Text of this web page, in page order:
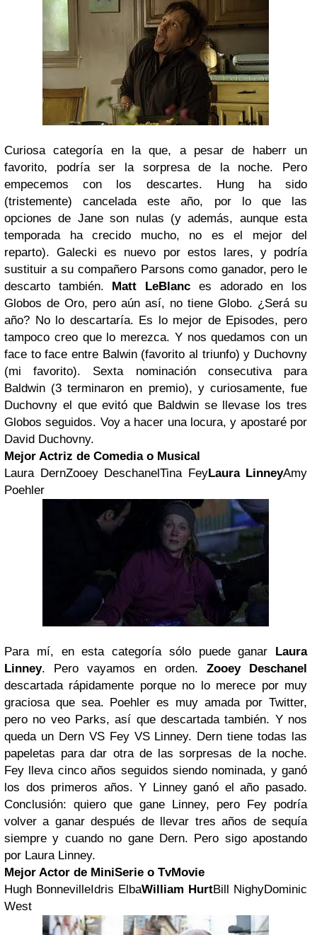
Curiosa categoría en la que, a pesar de haberr un
favorito, podría ser la sorpresa de la noche. Pero
empecemos con los descartes. Hung ha sido
(tristemente) cancelada este año, por lo que las
opciones de Jane son nulas (y además, aunque esta
temporada ha crecido mucho, no es el mejor del
reparto). Galecki es nuevo por estos lares, y podría
sustituir a su compañero Parsons como ganador, pero le
descarto también. Matt LeBlanc es adorado en los
Globos de Oro, pero aún así, no tiene Globo. ¿Será su
año? No lo descartaría. Es lo mejor de Episodes, pero
tampoco creo que lo merezca. Y nos quedamos con un
face to face entre Balwin (favorito al triunfo) y Duchovny
(mi favorito). Sexta nominación consecutiva para
Baldwin (3 terminaron en premio), y curiosamente, fue
Duchovny el que evitó que Baldwin se llevase los tres
Globos seguidos. Voy a hacer una locura, y apostaré por
David Duchovny.
Mejor Actriz de Comedia o Musical
Laura DernZooey DeschanelTina FeyLaura LinneyAmy
Poehler
Para mí, en esta categoría sólo puede ganar Laura
Linney. Pero vayamos en orden. Zooey Deschanel
descartada rápidamente porque no lo merece por muy
graciosa que sea. Poehler es muy amada por Twitter,
pero no veo Parks, así que descartada también. Y nos
queda un Dern VS Fey VS Linney. Dern tiene todas las
papeletas para dar otra de las sorpresas de la noche.
Fey lleva cinco años seguidos siendo nominada, y ganó
los dos primeros años. Y Linney ganó el año pasado.
Conclusión: quiero que gane Linney, pero Fey podría
volver a ganar después de llevar tres años de sequía
siempre y cuando no gane Dern. Pero sigo apostando
por Laura Linney.
Mejor Actor de MiniSerie o TvMovie
Hugh BonnevilleIdris ElbaWilliam HurtBill NighyDominic
West